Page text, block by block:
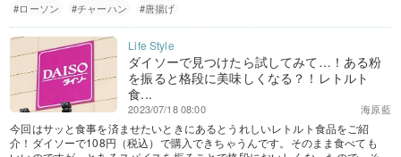
#ローソン #チャーハン #唐揚げ
ダイソーで見つけたら試してみて…！ある粉
を振ると格段に美味しくなる？！レトルト
食...
海原藍
2023/07/18 08:00
今回はサッと食事を済ませたいときにあるとうれしいレトルト食品をご紹
介！ダイソーで108円（税込）で購入できちゃうんです。そのまま食べても